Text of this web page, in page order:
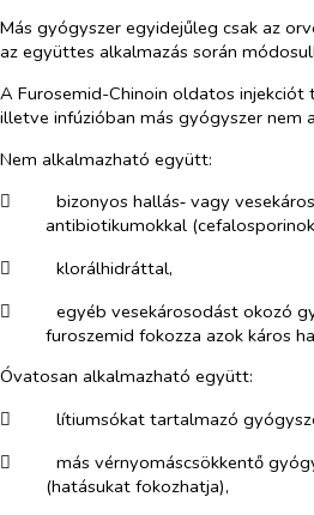
Más gyógyszer egyidejűleg csak az
az együttes alkalmazás során
A Furosemid-Chinoin oldatos injekciót
illetve infúzióban más gyógyszer nem
Nem alkalmazható együtt:
​
bizonyos hallás‑ vagy
antibiotikumokkal
​
klorálhidráttal,
​
egyéb vesekárosodást okozó
furoszemid fokozza azok káros
Óvatosan alkalmazható együtt:
​
lítiumsókat tartalmazó
​
más vérnyomáscsökkentő
(hatásukat fokozhatja),